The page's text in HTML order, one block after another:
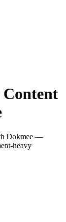
Dokmee —
heavy